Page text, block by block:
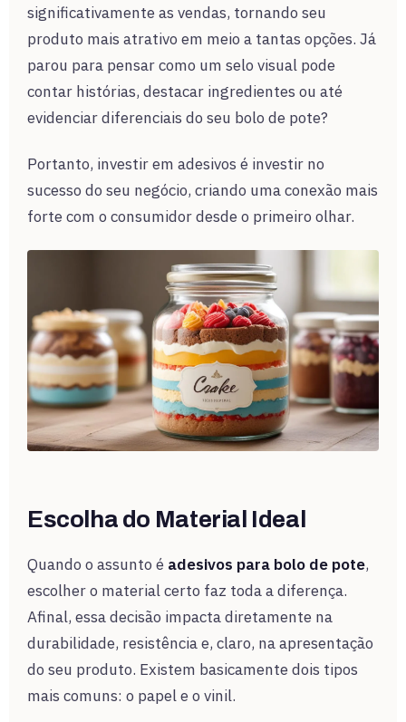
significativamente as vendas, tornando seu
produto mais atrativo em meio a tantas opções. Já
parou para pensar como um selo visual pode
contar histórias, destacar ingredientes ou até
evidenciar diferenciais do seu bolo de pote?
Portanto, investir em adesivos é investir no
sucesso do seu negócio, criando uma conexão mais
forte com o consumidor desde o primeiro olhar.
Escolha do Material Ideal
Quando o assunto é adesivos para bolo de pote,
escolher o material certo faz toda a diferença.
Afinal, essa decisão impacta diretamente na
durabilidade, resistência e, claro, na apresentação
do seu produto. Existem basicamente dois tipos
mais comuns: o papel e o vinil.